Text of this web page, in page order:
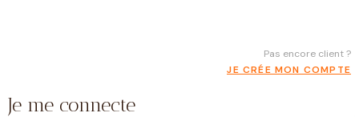
Pas encore client ?
JE CRÉE MON COMPTE
Je me connecte